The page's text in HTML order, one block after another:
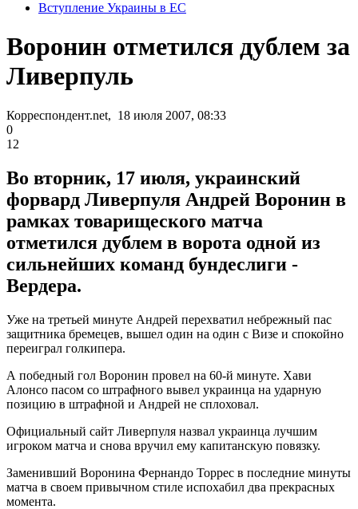
Вступление Украины в ЕС
Воронин отметился дублем за
Ливерпуль
Корреспондент.net, 18 июля 2007, 08:33
0
12
Во вторник, 17 июля, украинский
форвард Ливерпуля Андрей Воронин в
рамках товарищеского матча
отметился дублем в ворота одной из
сильнейших команд бундеслиги -
Вердера.
Уже на третьей минуте Андрей перехватил небрежный пас
защитника бремецев, вышел один на один с Визе и спокойно
переиграл голкипера.
А победный гол Воронин провел на 60-й минуте. Хави
Алонсо пасом со штрафного вывел украинца на ударную
позицию в штрафной и Андрей не сплоховал.
Официальный сайт Ливерпуля назвал украинца лучшим
игроком матча и снова вручил ему капитанскую повязку.
Заменивший Воронина Фернандо Торрес в последние минуты
матча в своем привычном стиле испохабил два прекрасных
момента.